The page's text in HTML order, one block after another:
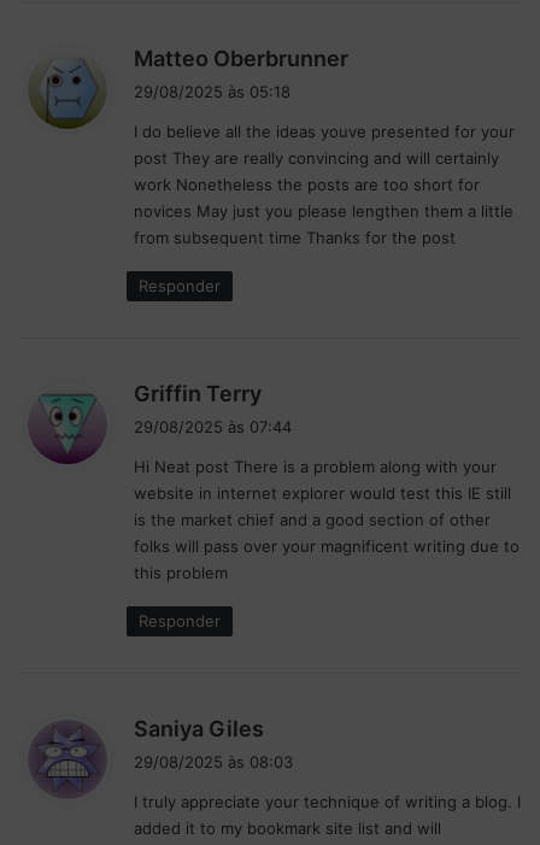
Matteo Oberbrunner
s
e
29/08/2025 às 05:18
I do believe all the ideas youve presented for your
post They are really convincing and will certainly
work Nonetheless the posts are too short for
novices May just you please lengthen them a little
from subsequent time Thanks for the post
Responder
Griffin Terry
s
e
:
29/08/2025 às 07:44
Hi Neat post There is a problem along with your
website in internet explorer would test this IE still
is the market chief and a good section of other
folks will pass over your magnificent writing due to
this problem
Responder
Saniya Giles
s
e
29/08/2025 às 08:03
I truly appreciate your technique of writing a blog. I
added it to my bookmark site list and will